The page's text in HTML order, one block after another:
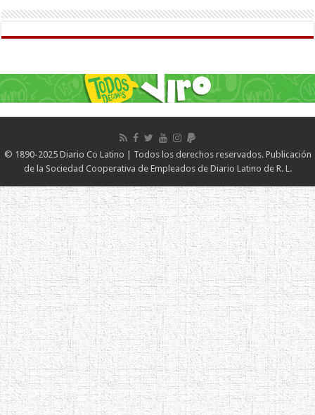
© 1890-2025 Diario Co Latino | Todos los derechos reservados. Publicación
de la Sociedad Cooperativa de Empleados de Diario Latino de R. L.